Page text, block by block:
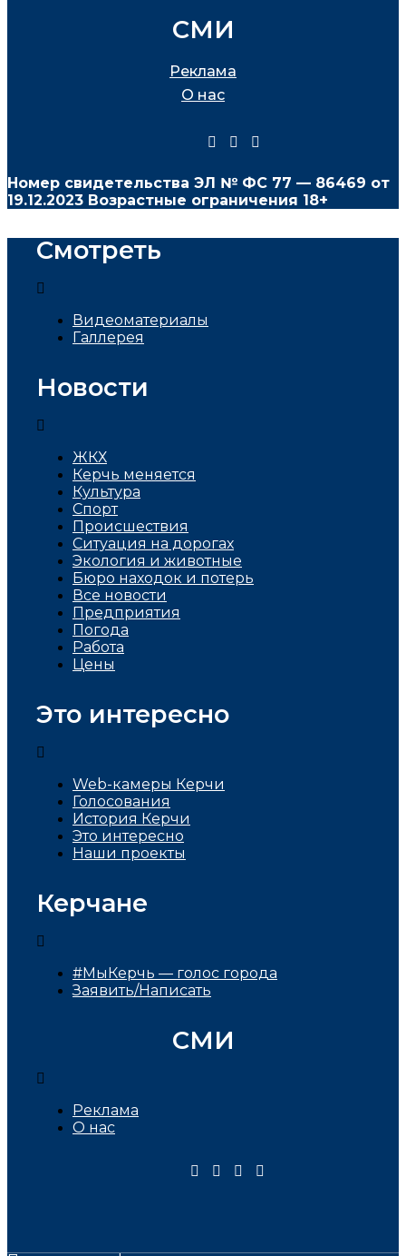
СМИ
Реклама
О нас
Номер свидетельства ЭЛ № ФС 77 — 86469 от
19.12.2023 Возрастные ограничения 18+
Смотреть
Видеоматериалы
Галлерея
Новости
ЖКХ
Керчь меняется
Культура
Спорт
Проиcшествия
Ситуация на дорогах
Экология и животные
Бюро находок и потерь
Все новости
Предприятия
Погода
Работа
Цены
Это интересно
Web-камеры Керчи
Голосования
История Керчи
Это интересно
Наши проекты
Керчане
#МыКерчь — голос города
Заявить/Написать
СМИ
Реклама
О нас